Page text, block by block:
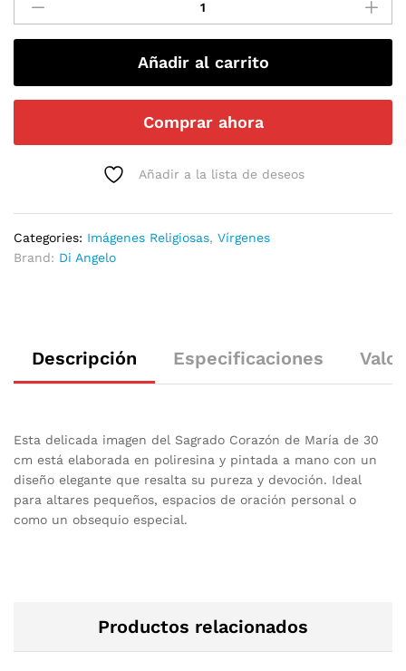
Añadir al carrito
Comprar ahora
Añadir a la lista de deseos
Categories: Imágenes Religiosas, Vírgenes
Brand: Di Angelo
Descripción Especificaciones
Esta delicada imagen del Sagrado Corazón de María de 30
cm está elaborada en poliresina y pintada a mano con un
diseño elegante que resalta su pureza y devoción. Ideal
para altares pequeños, espacios de oración personal o
como un obsequio especial.
Productos relacionados